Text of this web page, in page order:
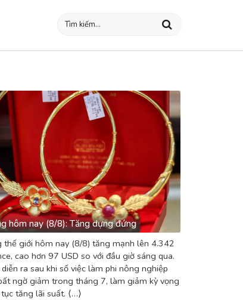
hôm nay (8/8): Tăng dựng đứng
thế giới hôm nay (8/8) tăng mạnh lên 4.342
cao hơn 97 USD so với đầu giờ sáng qua.
ra sau khi số việc làm phi nông nghiệp
ngờ giảm trong tháng 7, làm giảm kỳ vọng
tăng lãi suất. ⟨…⟩